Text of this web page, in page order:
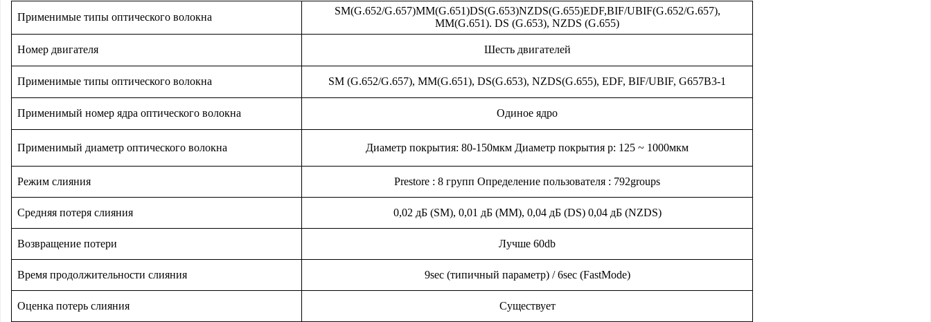
Применимые типы оптического волокна
SM(G.652/G.657)MM(G.651)DS(G.653)NZDS(G.655)EDF,BIF/UBIF(G.652/G.657),
ММ(G.651). DS (G.653), NZDS (G.655)
Номер двигателя Шесть двигателей
Применимые типы оптического волокна SM (G.652/G.657), MM(G.651), DS(G.653), NZDS(G.655), EDF, BIF/UBIF, G657B3-1
Применимый номер ядра оптического волокна Одиное ядро
Применимый диаметр оптического волокна Диаметр покрытия: 80-150мкм Диаметр покрытия р: 125 ~ 1000мкм
Режим слияния Prestore : 8 групп Определение пользователя : 792groups
Средняя потеря слияния 0,02 дБ (SM), 0,01 дБ (MM), 0,04 дБ (DS) 0,04 дБ (NZDS)
Возвращение потери Лучше 60db
Время продолжительности слияния 9sec (типичный параметр) / 6sec (FastMode)
Оценка потерь слияния Существует